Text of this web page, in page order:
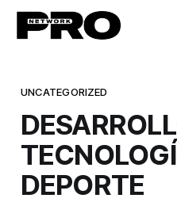
UNCATEGORIZED
DEPORTE